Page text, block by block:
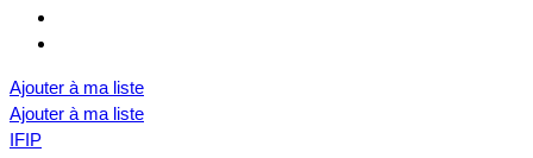
Ajouter à ma liste
Ajouter à ma liste
IFIP